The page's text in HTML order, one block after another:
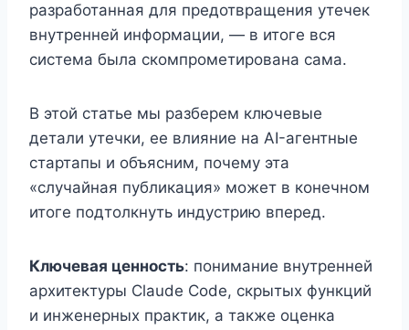
разработанная для предотвращения утечек
внутренней информации, — в итоге вся
система была скомпрометирована сама.
В этой статье мы разберем ключевые
детали утечки, ее влияние на AI-агентные
стартапы и объясним, почему эта
«случайная публикация» может в конечном
итоге подтолкнуть индустрию вперед.
Ключевая ценность: понимание внутренней
архитектуры Claude Code, скрытых функций
и инженерных практик, а также оценка